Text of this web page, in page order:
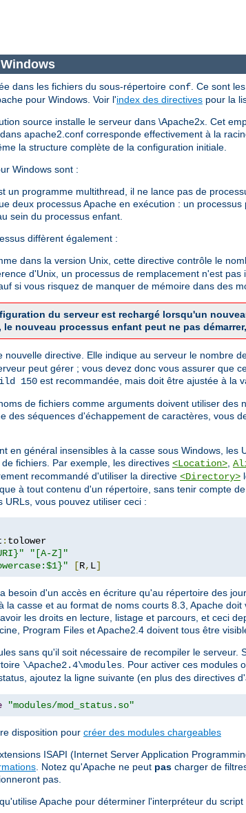
dans les fichiers du sous-répertoire conf. Ce sont
pour Windows. Voir l'index des directives pour la
source installe le serveur dans \Apache2x. Cet
dans apache2.conf corresponde effectivement à la
la structure complète de la configuration initiale.
Windows sont :
un programme multithread, il ne lance pas de
deux processus Apache en exécution : un
sein du processus enfant.
diffèrent également :
dans la version Unix, cette directive contrôle le
d'Unix, un processus de remplacement n'est
si vous risquez de manquer de mémoire dans des
du serveur est rechargé lorsqu'un
, le nouveau processus enfant peut ne pas
nouvelle directive. Elle indique au serveur le nombre
peut gérer ; vous devez donc vous assurer que
150 est recommandée, mais doit être ajustée à la
de fichiers comme arguments doivent utiliser
des séquences d'échappement de caractères, vous
en général insensibles à la casse sous Windows,
fichiers. Par exemple, les directives <Location>,
recommandé d'utiliser la directive <Directory>
à tout contenu d'un répertoire, sans tenir compte
URLs, vous pouvez utiliser ceci :
:
"[A-Z]"
[R, L]
besoin d'un accès en écriture qu'au répertoire des
la casse et au format de noms courts 8.3, Apache
les droits en lecture, listage et parcours, et ceci
Program Files et Apache2.4 doivent tous être
sans qu'il soit nécessaire de recompiler le
\Apache2.4\modules. Pour activer ces modules
ajoutez la ligne suivante (en plus des directives
"modules/mod_status.so"
disposition pour créer des modules chargeables
ISAPI (Internet Server Application
. Notez qu'Apache ne peut pas charger de
pas.
Apache pour déterminer l'interpréteur du